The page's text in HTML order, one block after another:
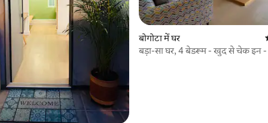
बोगोटा में घर
बड़ा-सा घर, 4 बेडरूम - खुद से चेक इन -